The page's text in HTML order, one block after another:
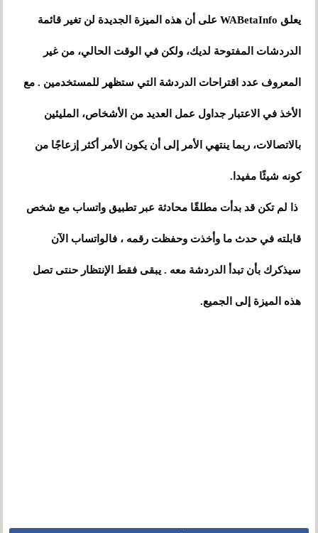
يعلق WABetaInfo على أن هذه الميزة الجديدة لن تغير قائمة
الدردشات المفتوحة لديك، ولكن في الوقت الحالي، من غير
المعروف عدد اقتراحات الدردشة التي ستظهر للمستخدمين . مع
الأخذ في الاعتبار جداول عمل العديد من الأشخاص، المليئين
بالاتصالات، ربما ينتهي الأمر إلى أن يكون الأمر أكثر إزعاجًا من
كونه شيئًا مفيدا.
ذا لم تكن قد بدأت مطلقًا محادثة عبر تطبيق واتساب مع شخص
قابلته في حدث ما وأخذت وحفظت رقمه ، فالواتساب الآن
سيذكرك بأن تبدأ الدردشة معه . يبقى فقط الإنتظار حنتى تصل
هذه الميزة إلى الجميع.